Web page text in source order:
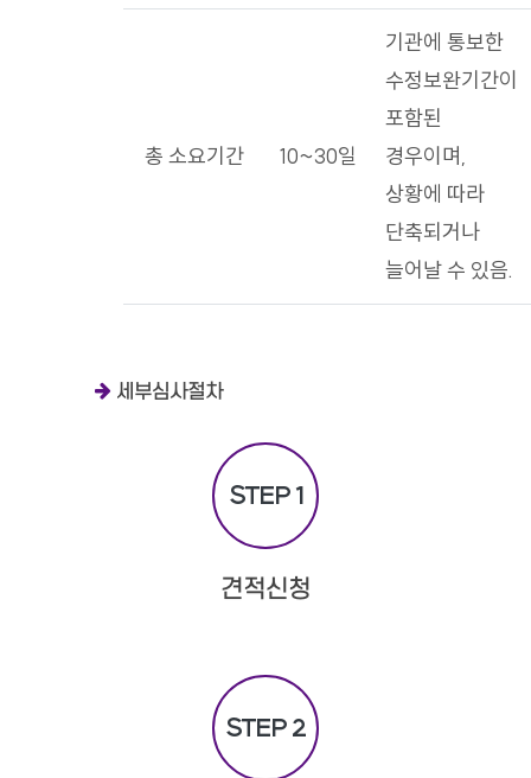
총 소요기간 10~30일
기관에 통보한
수정보완기간이
포함된
경우이며,
상황에 따라
단축되거나
늘어날 수 있음.
세부심사절차
STEP 1
견적신청
STEP 2